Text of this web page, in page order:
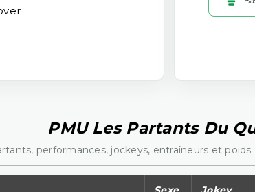
PMU Les Partants Du
performances, jockeys, entraîneurs et